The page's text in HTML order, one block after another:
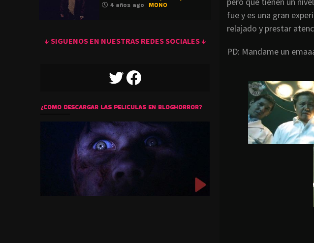
fue y es una gran
relajado y prestar
PD: Mandame un
4 años ago MONO
↓ SIGUENOS EN NUESTRAS REDES SOCIALES ↓
TWITTERFACEBOOK
¿COMO DESCARGAR LAS PELICULAS EN BLOGHORROR?